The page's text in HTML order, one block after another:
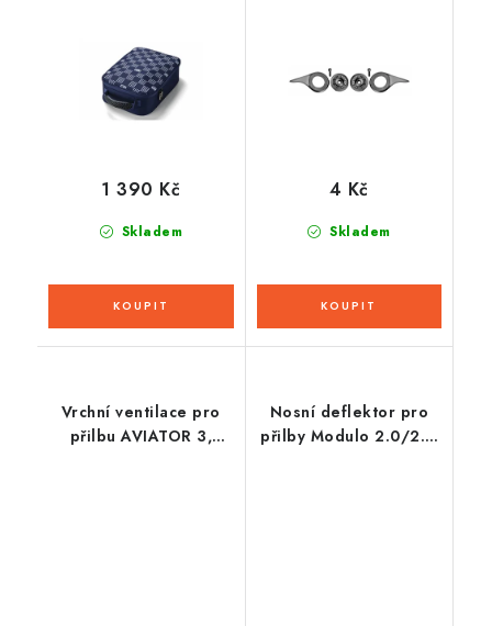
Skladem
1 390 Kč
Skladem
4 Kč
Vrchní ventilace pro
přilbu AVIATOR 3,
Nosní deflektor pro
přilby Modulo 2.0/2.1,